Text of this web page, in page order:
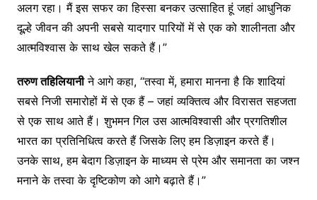
अलग रहा। मैं इस सफर का हिस्सा बनकर उत्साहित हूं जहां आधुनिक
दूल्हे जीवन की अपनी सबसे यादगार पारियों में से एक को शालीनता और
आत्मविश्वास के साथ खेल सकते हैं।”
तरुण तहिलियानीने आगे कहा, “तस्वा में, हमारा मानना ​​है कि शादियां
सबसे निजी समारोहों में से एक हैं – जहां व्यक्तित्व और विरासत सहजता
से एक साथ आते हैं। शुभमन गिल उस आत्मविश्वासी और प्रगतिशील
भारत का प्रतिनिधित्व करते हैं जिसके लिए हम डिज़ाइन करते हैं।
उनके साथ, हम बेदाग डिज़ाइन के माध्यम से प्रेम और समानता का जश्न
मनाने के तस्वा के दृष्टिकोण को आगे बढ़ाते हैं।”